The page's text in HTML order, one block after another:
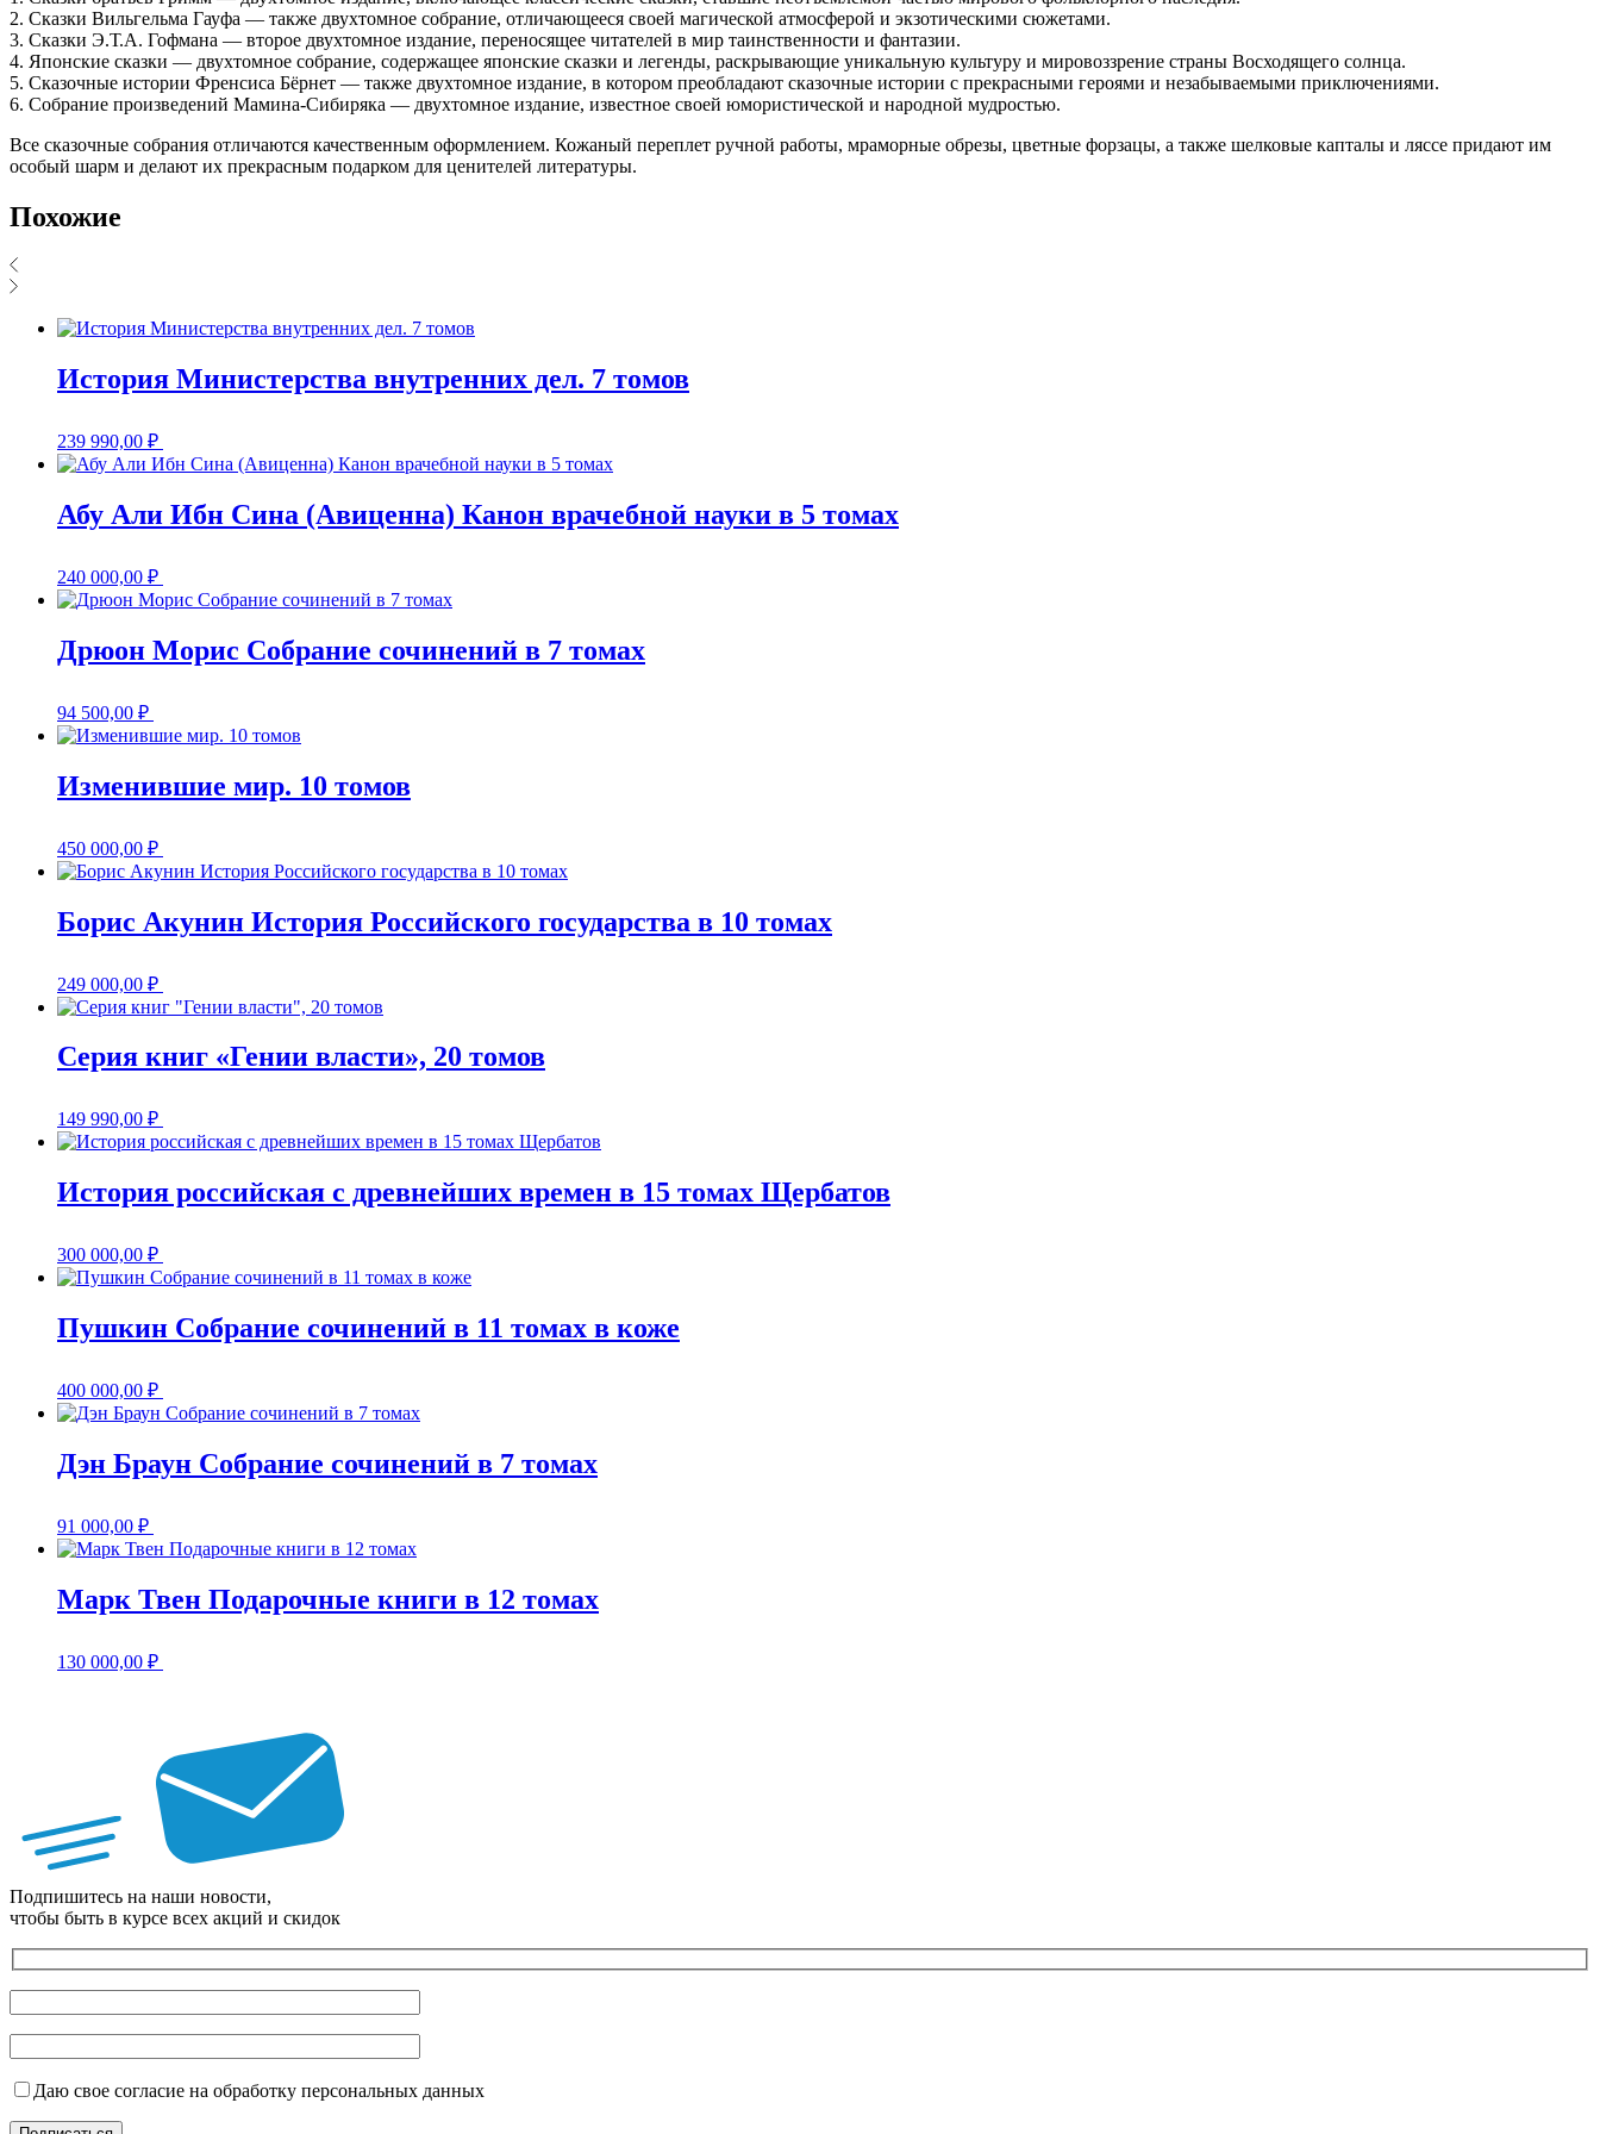
2. Сказки Вильгельма Гауфа — также двухтомное собрание, отличающееся своей магической атмосферой и экзотическими сюжетами.
3. Сказки Э.Т.А. Гофмана — второе двухтомное издание, переносящее читателей в мир таинственности и фантазии.
4. Японские сказки — двухтомное собрание, содержащее японские сказки и легенды, раскрывающие уникальную культуру и мировоззрение страны Восходящего солнца.
5. Сказочные истории Френсиса Бёрнет — также двухтомное издание, в котором преобладают сказочные истории с прекрасными героями и незабываемыми приключениями.
6. Собрание произведений Мамина-Сибиряка — двухтомное издание, известное своей юмористической и народной мудростью.
Все сказочные собрания отличаются качественным оформлением. Кожаный переплет ручной работы, мраморные обрезы, цветные форзацы, а также шелковые капталы и ляссе придают им
особый шарм и делают их прекрасным подарком для ценителей литературы.
Похожие
История Министерства внутренних дел. 7 томов
239 990,00 ₽
Абу Али Ибн Сина (Авиценна) Канон врачебной науки в 5 томах
240 000,00 ₽
Дрюон Морис Собрание сочинений в 7 томах
94 500,00 ₽
Изменившие мир. 10 томов
450 000,00 ₽
Борис Акунин История Российского государства в 10 томах
249 000,00 ₽
Серия книг «Гении власти», 20 томов
149 990,00 ₽
История российская с древнейших времен в 15 томах Щербатов
300 000,00 ₽
Пушкин Собрание сочинений в 11 томах в коже
400 000,00 ₽
Дэн Браун Собрание сочинений в 7 томах
91 000,00 ₽
Марк Твен Подарочные книги в 12 томах
130 000,00 ₽
Подпишитесь на наши новости,
чтобы быть в курсе всех акций и скидок
Даю свое согласие на обработку персональных данных